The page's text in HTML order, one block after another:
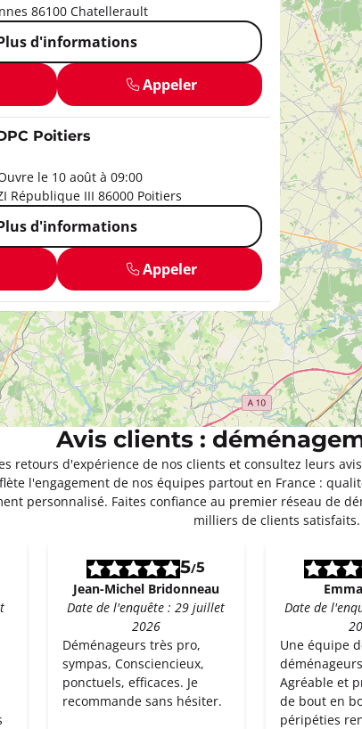
86100 Chatellerault
d'informations
Appeler
Poitiers
le 10 août à 09:00
République III 86000 Poitiers
d'informations
Appeler
Avis clients :
retours d'expérience de nos clients et consultez leurs
l'engagement de nos équipes partout en France :
personnalisé. Faites confiance au premier réseau de
milliers de clients satisfaits.
5/5
Jean-Michel Bridonneau
Date de l'enquête : 29 juillet
2026
Déménageurs très pro,
sympas, Consciencieux,
ponctuels, efficaces. Je
recommande sans hésiter.
Date de
Une équipe
Agréable et
de bout en
péripéties